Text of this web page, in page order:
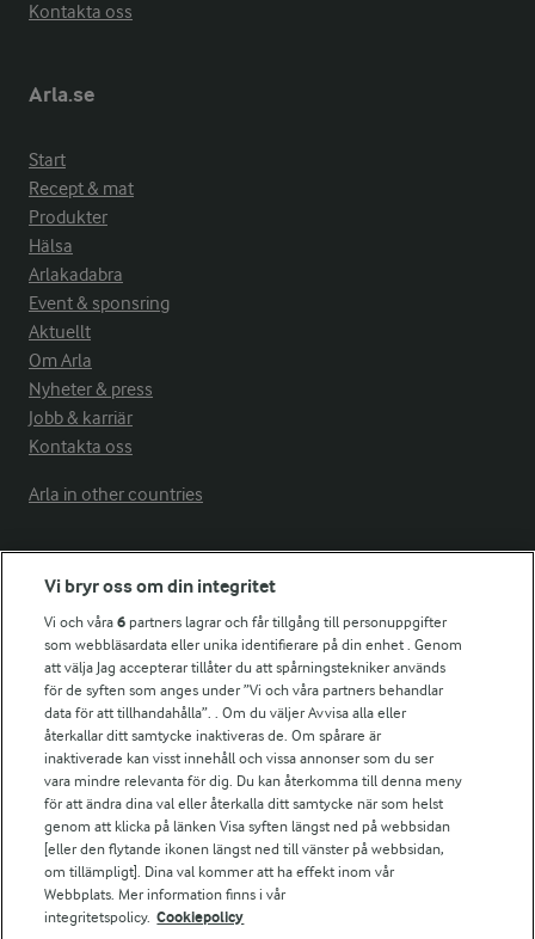
Kontakta oss
Arla.se
Start
Recept & mat
Produkter
Hälsa
Arlakadabra
Event & sponsring
Aktuellt
Om Arla
Nyheter & press
Jobb & karriär
Kontakta oss
Arla in other countries
Fler Arlasajter
För ägare
Arlas kundportal
Arla.com
Falbygdens Ost
Arla webbshop
Bildbank
Följ oss
Vi bryr oss om din integritet
Vi och våra6 partners lagrar och får tillgång till personuppgifter
som webbläsardata eller unika identifierare på din enhet . Genom
att välja Jag accepterar tillåter du att spårningstekniker används
för de syften som anges under ”Vi och våra partners behandlar
data för att tillhandahålla”. . Om du väljer Avvisa alla eller
återkallar ditt samtycke inaktiveras de. Om spårare är
inaktiverade kan visst innehåll och vissa annonser som du ser
vara mindre relevanta för dig. Du kan återkomma till denna meny
för att ändra dina val eller återkalla ditt samtycke när som helst
genom att klicka på länken Visa syften längst ned på webbsidan
[eller den flytande ikonen längst ned till vänster på webbsidan,
om tillämpligt]. Dina val kommer att ha effekt inom vår
Webbplats. Mer information finns i vår
integritetspolicy. Cookiepolicy